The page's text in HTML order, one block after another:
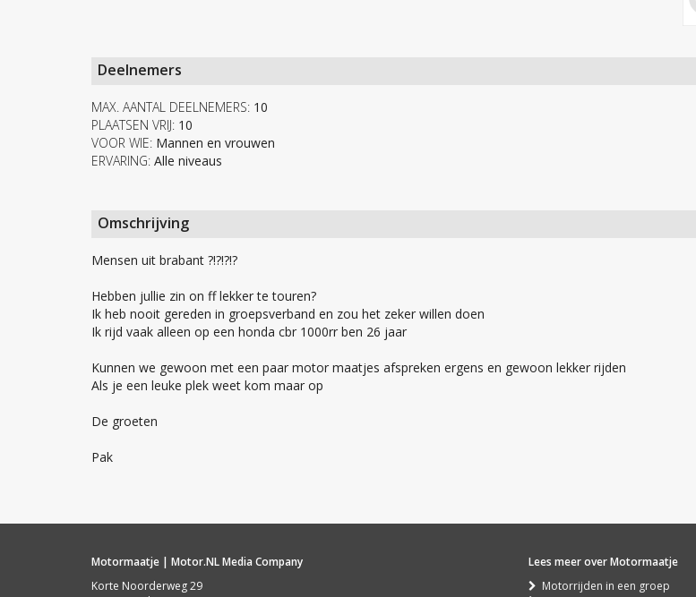
Deelnemers
MAX. AANTAL DEELNEMERS: 10
PLAATSEN VRIJ: 10
VOOR WIE: Mannen en vrouwen
ERVARING: Alle niveaus
Omschrijving
Mensen uit brabant ?!?!?!?
Hebben jullie zin on ff lekker te touren?
Ik heb nooit gereden in groepsverband en zou het zeker willen doen
Ik rijd vaak alleen op een honda cbr 1000rr ben 26 jaar
Kunnen we gewoon met een paar motor maatjes afspreken ergens en gewoon lekker rijden
Als je een leuke plek weet kom maar op
De groeten
Pak
Motormaatje | Motor.NL Media Company
Korte Noorderweg 29
Lees meer over Motormaatje
Motorrijden in een groep